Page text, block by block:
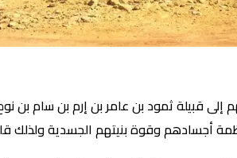
قبيلة ثمود بن عامر بن إرم بن سام بن
وقوة بنيتهم الجسدية ولذلك